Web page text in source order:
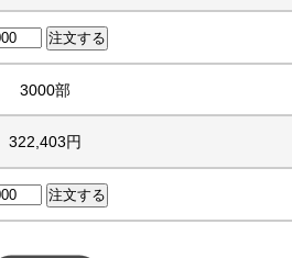
3000部
322,403円